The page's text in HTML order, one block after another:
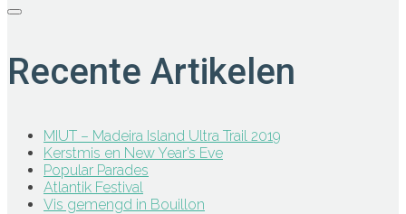
Recente Artikelen
MIUT – Madeira Island Ultra Trail 2019
Kerstmis en New Year’s Eve
Popular Parades
Atlantik Festival
Vis gemengd in Bouillon